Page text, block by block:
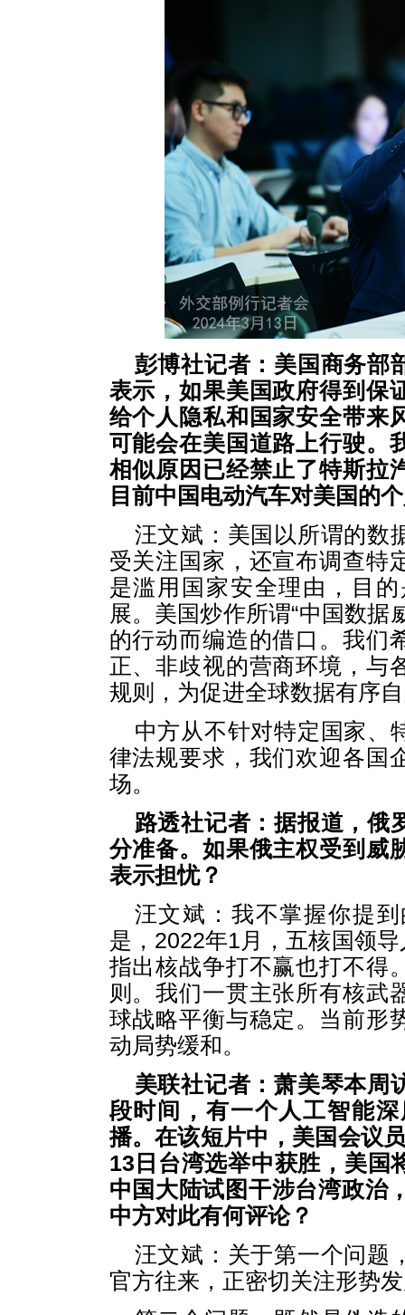
彭博社记者：美国商务部
表示，如果美国政府得到保
给个人隐私和国家安全带来
可能会在美国道路上行驶。
相似原因已经禁止了特斯拉
目前中国电动汽车对美国的
汪文斌：美国以所谓的数
受关注国家，还宣布调查特
是滥用国家安全理由，目
展。美国炒作所谓“中国数据
的行动而编造的借口。我们
正、非歧视的营商环境，与
规则，为促进全球数据有序
中方从不针对特定国家、
律法规要求，我们欢迎各国
场。
路透社记者：据报道，俄
分准备。如果俄主权受到威
表示担忧？
汪文斌：我不掌握你提
是，2022年1月，五核国领
指出核战争打不赢也打不得
则。我们一贯主张所有核武
球战略平衡与稳定。当前形
动局势缓和。
美联社记者：萧美琴本周
段时间，有一个人工智能
播。在该短片中，美国会议
13日台湾选举中获胜，美国
中国大陆试图干涉台湾政治
中方对此有何评论？
汪文斌：关于第一个问题
官方往来，正密切关注形势